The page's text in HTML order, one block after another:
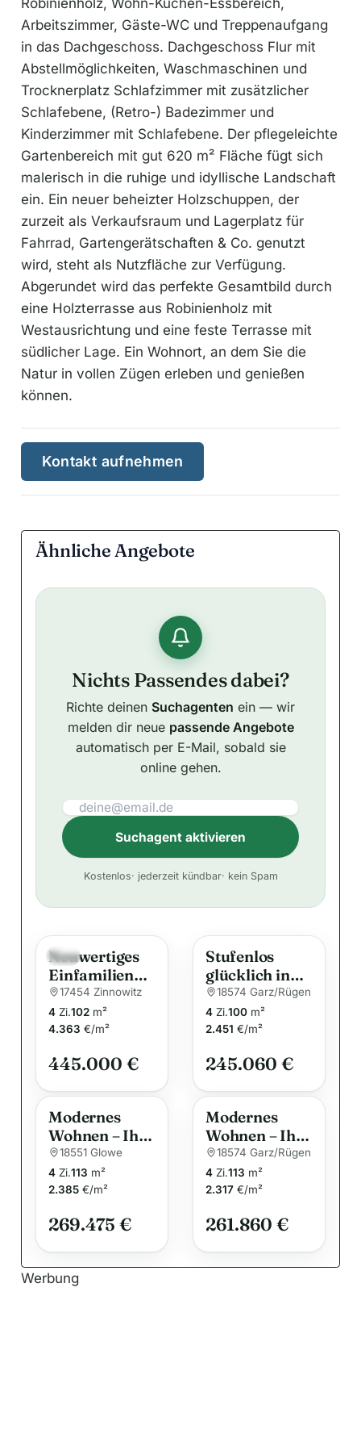
Robinienholz, Wohn-Küchen-Essbereich,
Arbeitszimmer, Gäste-WC und Treppenaufgang
in das Dachgeschoss. Dachgeschoss Flur mit
Abstellmöglichkeiten, Waschmaschinen und
Trocknerplatz Schlafzimmer mit zusätzlicher
Schlafebene, (Retro-) Badezimmer und
Kinderzimmer mit Schlafebene. Der pflegeleichte
Gartenbereich mit gut 620 m² Fläche fügt sich
malerisch in die ruhige und idyllische Landschaft
ein. Ein neuer beheizter Holzschuppen, der
zurzeit als Verkaufsraum und Lagerplatz für
Fahrrad, Gartengerätschaften & Co. genutzt
wird, steht als Nutzfläche zur Verfügung.
Abgerundet wird das perfekte Gesamtbild durch
eine Holzterrasse aus Robinienholz mit
Westausrichtung und eine feste Terrasse mit
südlicher Lage. Ein Wohnort, an dem Sie die
Natur in vollen Zügen erleben und genießen
können.
Kontakt aufnehmen
Ähnliche Angebote
Nichts Passendes dabei?
Richte deinen Suchagenten ein — wir
melden dir neue passende Angebote
automatisch per E-Mail, sobald sie
online gehen.
Suchagent aktivieren
t
Kostenlos· jederzeit kündbar· kein Spam
Neu
Neuwertiges
Einfamilienha
us in
Waldrandlage
im Ostseebad
17454 Zinnowitz
4 Zi.102 m²
4.363 €/m²
445.000 €
Stufenlos
glücklich in
Garz auf
Rügen
18574 Garz/Rügen
4 Zi.100 m²
2.451 €/m²
245.060 €
Modernes
Wohnen – Ihr
Traumhaus
für die ganze
Familie
18551 Glowe
4 Zi.113 m²
2.385 €/m²
269.475 €
Modernes
Wohnen – Ihr
Traumhaus
für die ganze
Familie
18574 Garz/Rügen
4 Zi.113 m²
2.317 €/m²
261.860 €
Werbung